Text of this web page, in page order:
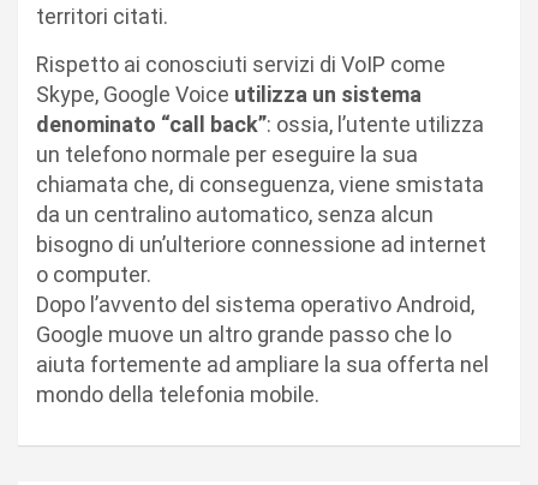
territori citati.
Rispetto ai conosciuti servizi di VoIP come
Skype, Google Voice utilizza un sistema
denominato “call back”: ossia, l’utente utilizza
un telefono normale per eseguire la sua
chiamata che, di conseguenza, viene smistata
da un centralino automatico, senza alcun
bisogno di un’ulteriore connessione ad internet
o computer.
Dopo l’avvento del sistema operativo Android,
Google muove un altro grande passo che lo
aiuta fortemente ad ampliare la sua offerta nel
mondo della telefonia mobile.